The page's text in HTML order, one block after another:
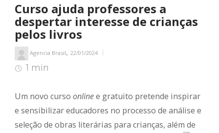
Curso ajuda professores a
despertar interesse de crianças
pelos livros
Agencia Brasil, 22/01/2024
1 min
Um novo curso onlinee gratuito pretende inspirar
e sensibilizar educadores no processo de análise e
seleção de obras literárias para crianças, além de